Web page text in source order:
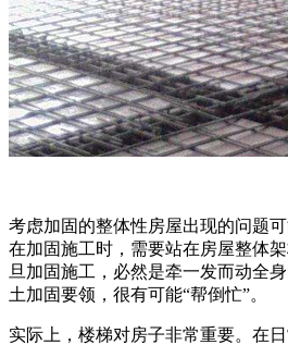
考虑加固的整体性房屋出现的问题
在加固施工时，需要站在房屋整体
旦加固施工，必然是牵一发而动全
土加固要领，很有可能“帮倒忙”。
实际上，楼梯对房子非常重要。在